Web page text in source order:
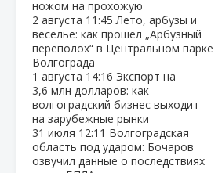
ножом на прохожую
2 августа 11:45Лето, арбузы и
веселье: как прошёл „Арбузный
переполох“ в Центральном парке
Волгограда
1 августа 14:16 Экспорт на
3,6 млн долларов: как
волгоградский бизнес выходит
на зарубежные рынки
31 июля 12:11 Волгоградская
область под ударом: Бочаров
озвучил данные о последствиях